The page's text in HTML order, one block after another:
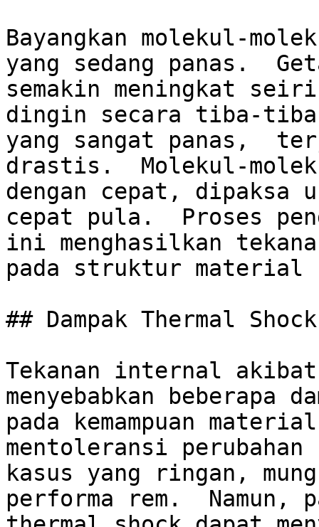
Bayangkan molekul-
yang sedang panas.
semakin meningkat
dingin secara tiba-tiba
yang sangat panas,
drastis.  Molekul-
dengan cepat, dipaksa
cepat pula.  Proses
ini menghasilkan
pada struktur material
## Dampak Thermal
Tekanan internal
menyebabkan beberapa
pada kemampuan
mentoleransi
kasus yang ringan,
performa rem.  Namun,